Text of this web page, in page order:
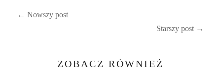
← Nowszy post
Starszy post →
ZOBACZ RÓWNIEŻ